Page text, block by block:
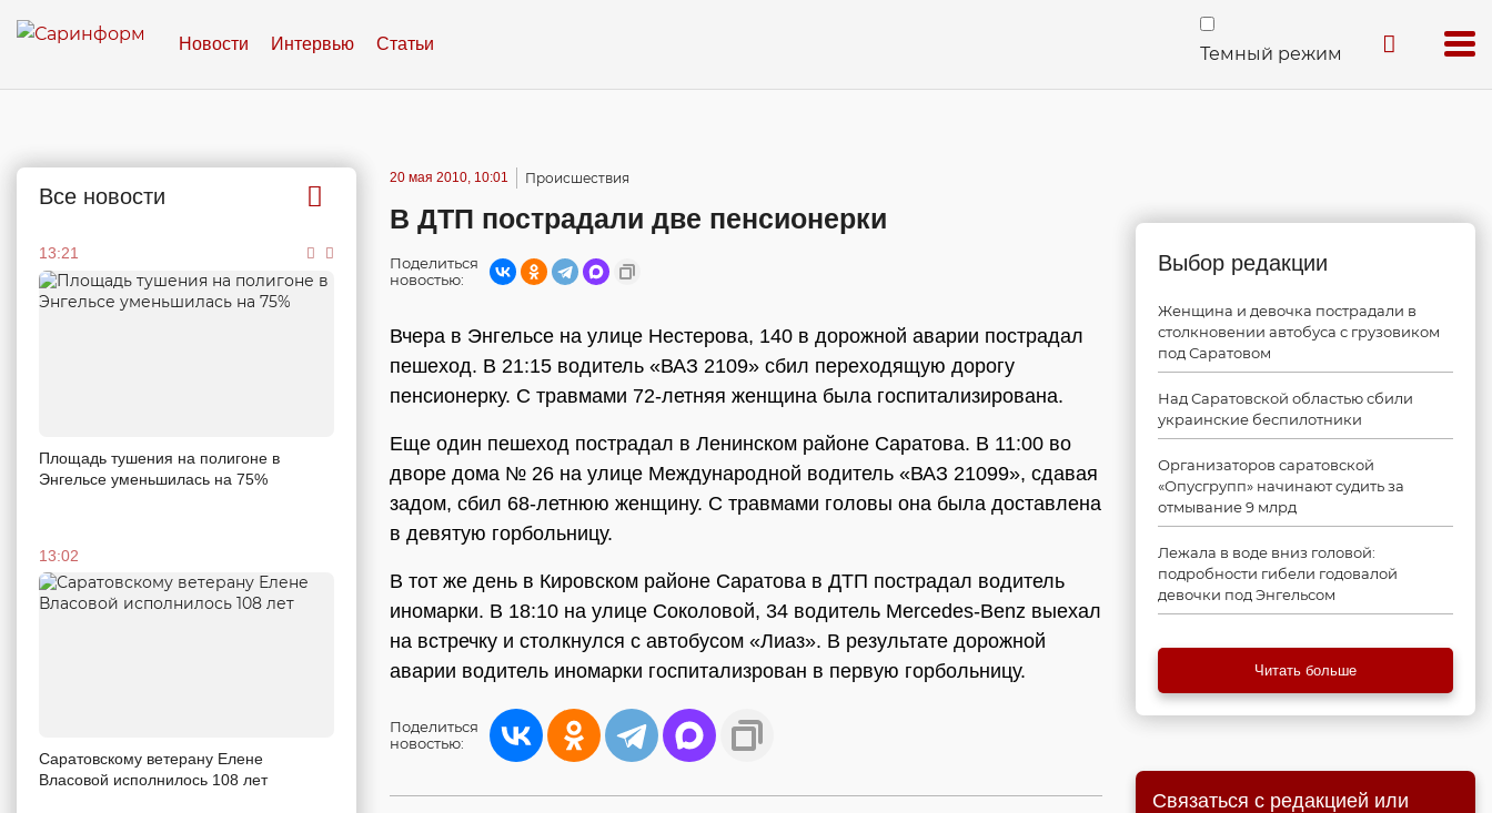
Новости Интервью Статьи Темный режим
Все новости
13:21
Площадь тушения на полигоне в
Энгельсе уменьшилась на 75%
13:02
Саратовскому ветерану Елене
Власовой исполнилось 108 лет
20 мая 2010, 10:01 Происшествия
В ДТП пострадали две пенсионерки
Поделиться
новостью:
Вчера в Энгельсе на улице Нестерова, 140 в дорожной аварии пострадал
пешеход. В 21:15 водитель «ВАЗ 2109» сбил переходящую дорогу
пенсионерку. С травмами 72-летняя женщина была госпитализирована.
Еще один пешеход пострадал в Ленинском районе Саратова. В 11:00 во
дворе дома № 26 на улице Международной водитель «ВАЗ 21099», сдавая
задом, сбил 68-летнюю женщину. С травмами головы она была доставлена
в девятую горбольницу.
В тот же день в Кировском районе Саратова в ДТП пострадал водитель
иномарки. В 18:10 на улице Соколовой, 34 водитель Mercedes-Benz выехал
на встречку и столкнулся с автобусом «Лиаз». В результате дорожной
аварии водитель иномарки госпитализрован в первую горбольницу.
Поделиться
новостью:
Выбор редакции
Женщина и девочка пострадали в
столкновении автобуса с грузовиком
под Саратовом
Над Саратовской областью сбили
украинские беспилотники
Организаторов саратовской
«Опусгрупп» начинают судить за
отмывание 9 млрд
Лежала в воде вниз головой:
подробности гибели годовалой
девочки под Энгельсом
Читать больше
Связаться с редакцией или